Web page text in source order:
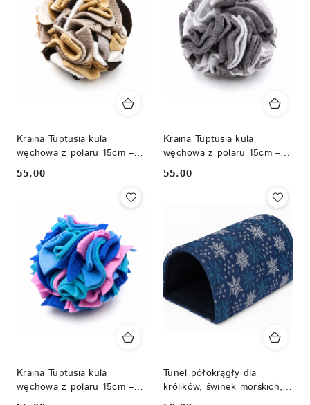
Kraina Tuptusia kula
węchowa z polaru 15cm –
zabawka na smakołyki dla
królika, kawii i gryzoni
Cena:
55.00
Kraina Tuptusia kula
węchowa z polaru 15cm –
zabawka na smakołyki dla
królika, kawii i gryzoni
Cena:
55.00
Kraina Tuptusia kula
węchowa z polaru 15cm –
zabawka na smakołyki dla
Tunel półokrągły dla
królików, świnek morskich,
szynszyli, jeży pigmejskich